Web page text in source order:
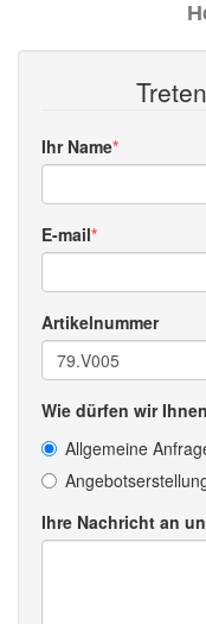
Ihr Name
E-mail
Artikelnummer
Wie dürfen wir
Allgemeine
Ihre Nachricht an